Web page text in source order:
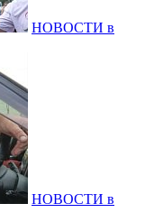
НОВОСТИ в
НОВОСТИ в